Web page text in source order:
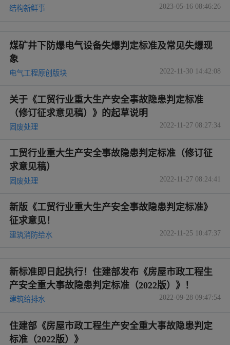
结构新鲜事 2023-05-16 08:46:26
煤矿井下防爆电气设备失爆判定标准及常见失爆现
象
电气工程原创版块 2022-11-30 14:42:08
关于《工贸行业重大生产安全事故隐患判定标准
（修订征求意见稿）》的起草说明
固废处理 2022-11-27 08:27:34
工贸行业重大生产安全事故隐患判定标准（修订征
求意见稿）
固废处理 2022-11-27 08:24:41
新版《工贸行业重大生产安全事故隐患判定标准》
征求意见！
建筑消防给水 2022-11-25 10:47:37
新标准即日起执行！住建部发布《房屋市政工程生
产安全重大事故隐患判定标准（2022版）》！
建筑给排水 2022-09-28 09:47:54
住建部《房屋市政工程生产安全重大事故隐患判定
标准（2022版）》